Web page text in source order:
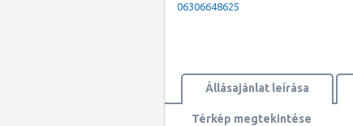
06306648625
Állásajánlat leírása
Térkép megtekintése